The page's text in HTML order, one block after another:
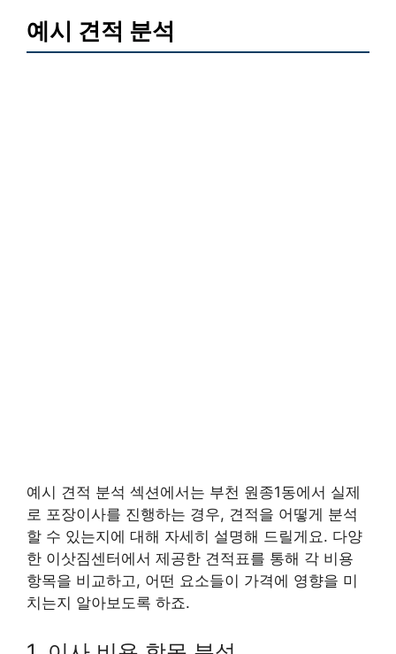
예시 견적 분석
예시 견적 분석 섹션에서는 부천 원종1동에서 실제
로 포장이사를 진행하는 경우, 견적을 어떻게 분석
할 수 있는지에 대해 자세히 설명해 드릴게요. 다양
한 이삿짐센터에서 제공한 견적표를 통해 각 비용
항목을 비교하고, 어떤 요소들이 가격에 영향을 미
치는지 알아보도록 하죠.